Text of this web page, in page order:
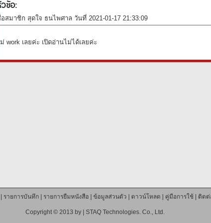
ข้อ:
สมาชิก สุดใจ ธนไพศาล วันที่ 2021-01-17 21:33:09
work เลยค่ะ เปิดอ่านไม่ได้เลยค่ะ
รายการบันทึก| รายการยืมหนังสือ ข้อมูลส่วนตัว ดาวน์โหลด คู่มือการใช้| ติดต่
Copyright © 2013 by | STAQ Technologies. Co., Ltd.